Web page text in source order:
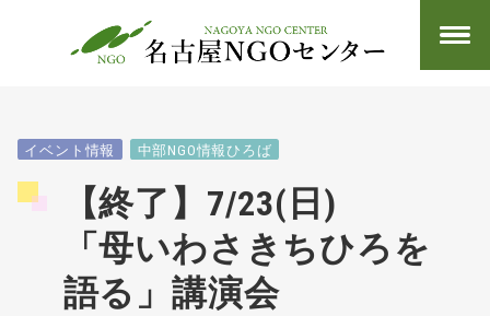
イベント情報 中部NGO情報ひろば
【終了】7/23(日)
「母いわさきちひろを
語る」講演会